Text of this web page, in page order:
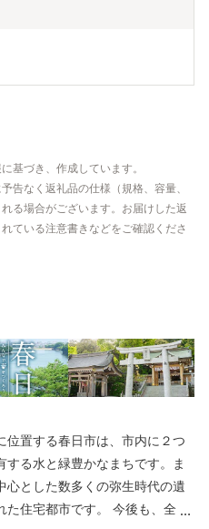
基づき、作成しています。
告なく返礼品の仕様（規格、容量、
る場合がございます。お届けした返
ている注意書きなどをご確認くださ
位置する春日市は、市内に２つ
る水と緑豊かなまちです。ま
心とした数多くの弥生時代の遺
住宅都市です。 今後も、全国